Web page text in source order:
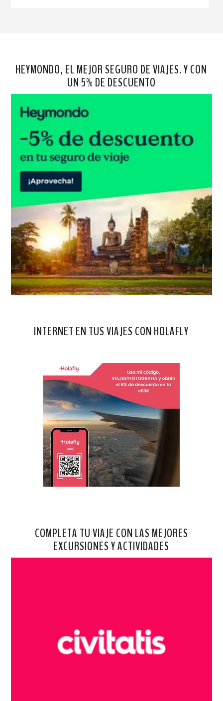
HEYMONDO, EL MEJOR SEGURO DE VIAJES. Y CON
UN 5% DE DESCUENTO
INTERNET EN TUS VIAJES CON HOLAFLY
COMPLETA TU VIAJE CON LAS MEJORES
EXCURSIONES Y ACTIVIDADES